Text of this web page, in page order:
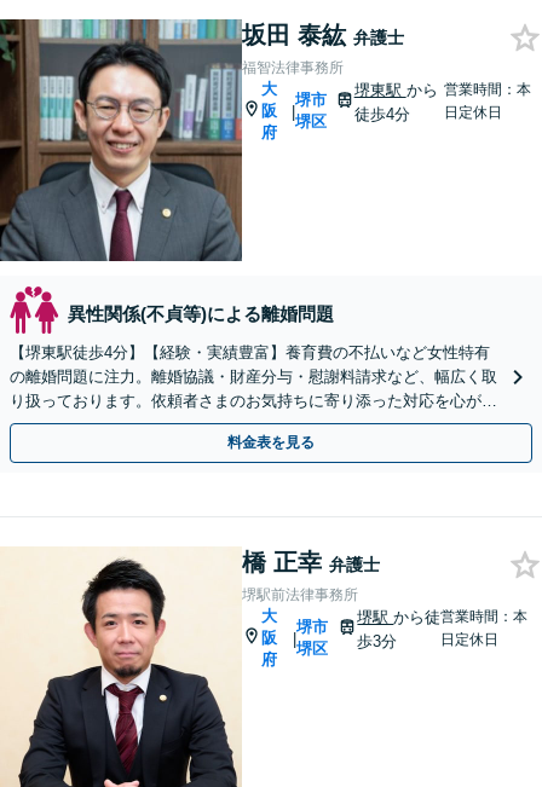
坂田 泰紘 弁護士
福智法律事務所
大
阪
府
|
堺市
堺区
堺東駅 から
徒歩4分
営業時間：本
日定休日
異性関係(不貞等)による離婚問題
【堺東駅徒歩4分】【経験・実績豊富】養育費の不払いなど女性特有
の離婚問題に注力。離婚協議・財産分与・慰謝料請求など、幅広く取
り扱っております。依頼者さまのお気持ちに寄り添った対応を心がけ
ます。【夜間・休日対応可能】【完全個室完備】
料金表を見る
橋 正幸 弁護士
堺駅前法律事務所
大
阪
府
|
堺市
堺区
堺駅から徒
歩3分
営業時間：本
日定休日